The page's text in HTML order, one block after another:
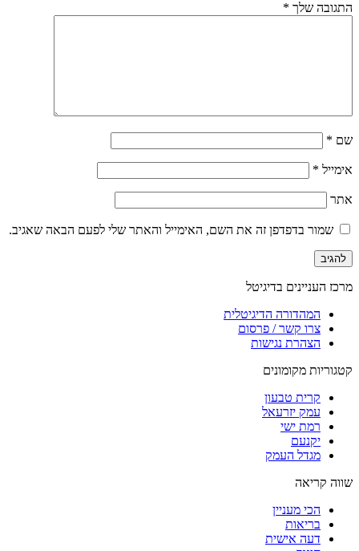
התגובה שלך *
שם *
אימייל *
אתר
שמור בדפדפן זה את השם, האימייל והאתר שלי לפעם הבאה שאגיב.
מרכז העניינים בדיגיטל
המהדורה הדיגיטלית
צרו קשר / פרסום
הצהרת נגישות
קטגוריות מקומונים
קרית טבעון
עמק יזרעאל
רמת ישי
יקנעם
מגדל העמק
שווה קריאה
הכי מעניין
בריאות
דעה אישית